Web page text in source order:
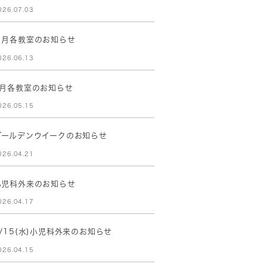
月各教室のお知らせ
各教室のお知らせ
ールデンウイークのお知らせ
児科外来のお知らせ
水)小児科外来のお知らせ